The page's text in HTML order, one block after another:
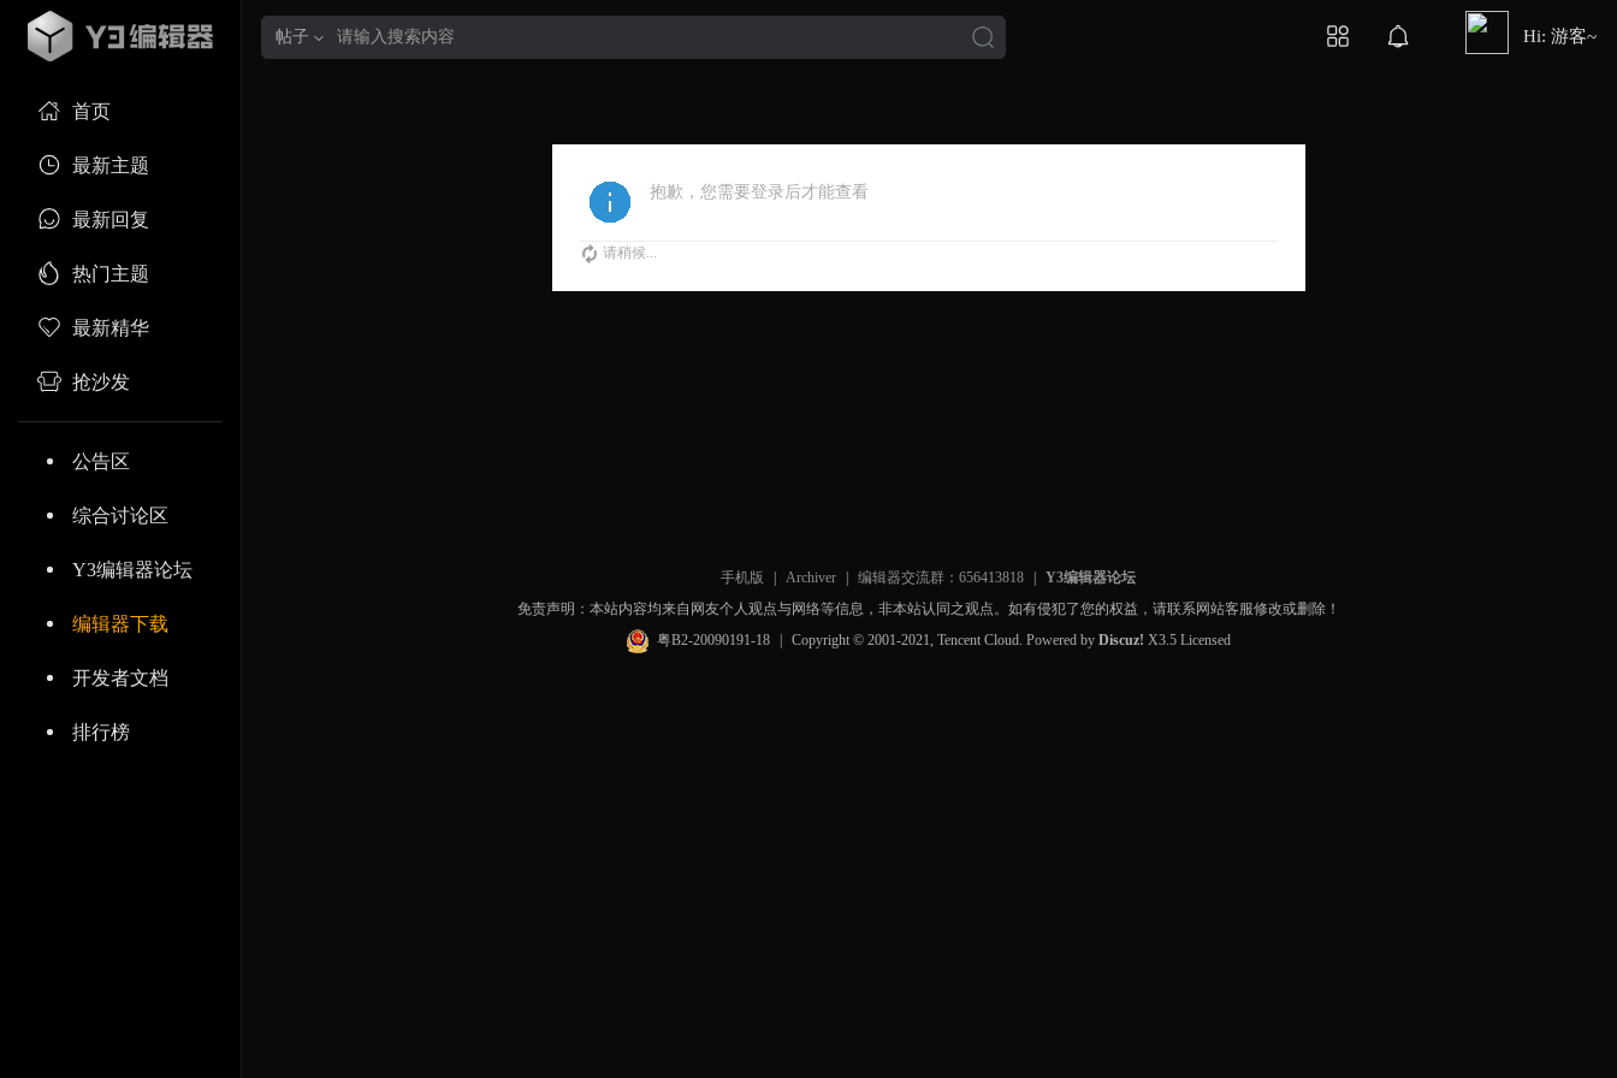
首页
最新主题
最新回复
热门主题
最新精华
抢沙发
公告区
综合讨论区
Y3编辑器论坛
编辑器下载
开发者文档
排行榜
帖子 Hi: 游客~
抱歉，您需要登录后才能查看
请稍候...
手机版 Archiver 编辑器交流群：656413818
Y3编辑器论坛
免责声明：本站内容均来自网友个人观点与网络等信息，非本站认同之观点。如有侵犯了您的权益，请联系网站客服修改或删除！
粤B2-20090191-18
Copyright © 2001-2021, Tencent Cloud. Powered byDiscuz! X3.5 Licensed